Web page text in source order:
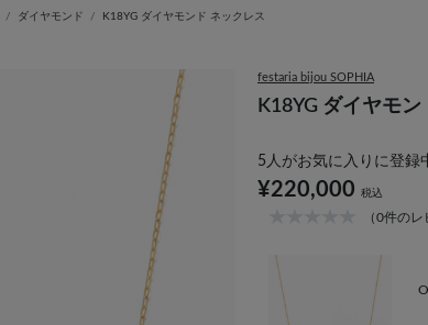
ダイヤモンド K18YG ダイヤモンド ネックレス
festaria bijou SOPHIA
K18YG ダイヤモ
5 人がお気に入りに登録
¥220,000 税込
（0件のレ